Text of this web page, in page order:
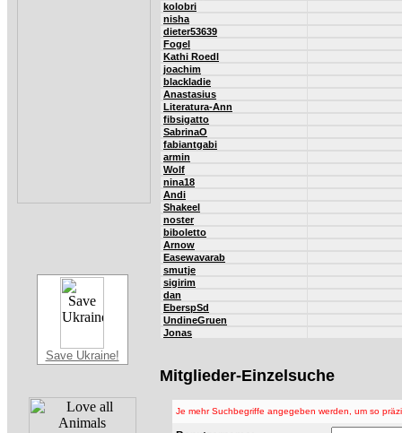
Save Ukraine!
kolobri
nisha
dieter53639
Fogel
Kathi Roedl
joachim
blackladie
Anastasius
Literatura-Ann
fibsigatto
SabrinaO
fabiantgabi
armin
Wolf
nina18
Andi
Shakeel
noster
biboletto
Arnow
Easewavarab
smutje
sigirim
dan
EberspSd
UndineGruen
Jonas
Mitglieder-Einzelsuche
Je mehr Suchbegriffe angegeben werden, um so